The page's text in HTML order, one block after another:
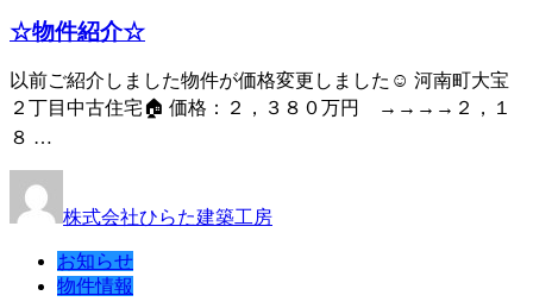
☆物件紹介☆
以前ご紹介しました物件が価格変更しました☺ 河南町大宝
２丁目中古住宅🏠 価格：２，３８０万円 →→→→２，１
８ …
株式会社ひらた建築工房
お知らせ
物件情報